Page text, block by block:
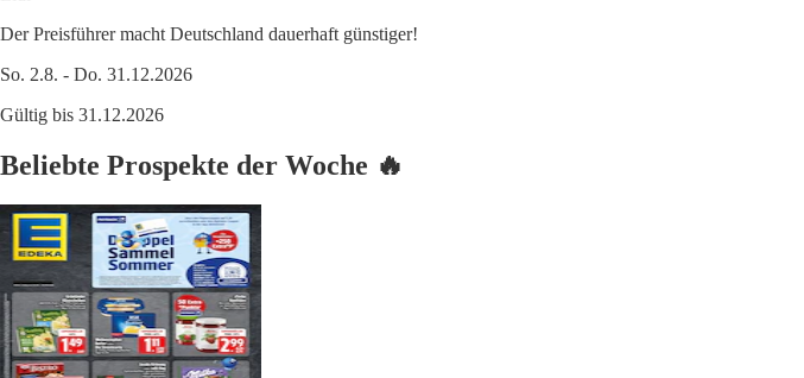
Der Preisführer macht Deutschland dauerhaft günstiger!
So. 2.8. - Do. 31.12.2026
Gültig bis 31.12.2026
Beliebte Prospekte der Woche 🔥